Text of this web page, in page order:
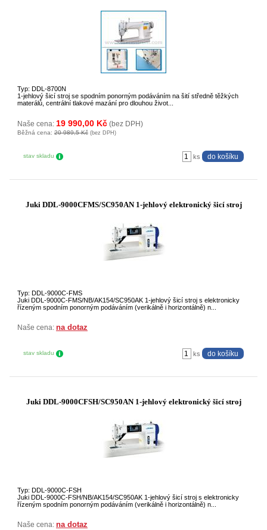
Typ: DDL-8700N
1-jehlový šicí stroj se spodním ponorným podáváním na šití středně těžkých
materálů, centrální tlakové mazání pro dlouhou život...
Naše cena: 19 990,00 Kč (bez DPH)
Běžná cena: 20 989,5 Kč (bez DPH)
stav skladu ks
Juki DDL-9000CFMS/SC950AN 1-jehlový elektronický šicí stroj
Typ: DDL-9000C-FMS
Juki DDL-9000C-FMS/NB/AK154/SC950AK 1-jehlový šicí stroj s elektronicky
řízeným spodním ponorným podáváním (verikálně i horizontálně) n...
Naše cena: na dotaz
stav skladu ks
Juki DDL-9000CFSH/SC950AN 1-jehlový elektronický šicí stroj
Typ: DDL-9000C-FSH
Juki DDL-9000C-FSH/NB/AK154/SC950AK 1-jehlový šicí stroj s elektronicky
řízeným spodním ponorným podáváním (verikálně i horizontálně) n...
Naše cena: na dotaz